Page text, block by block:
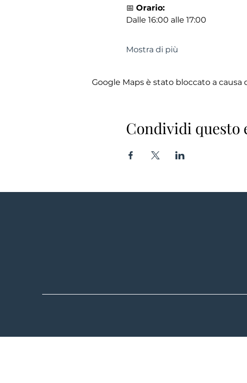
📅 Orario:
Dalle 16:00 alle 17:00
Mostra di più
Google Maps è stato bloccato a
Condividi questo